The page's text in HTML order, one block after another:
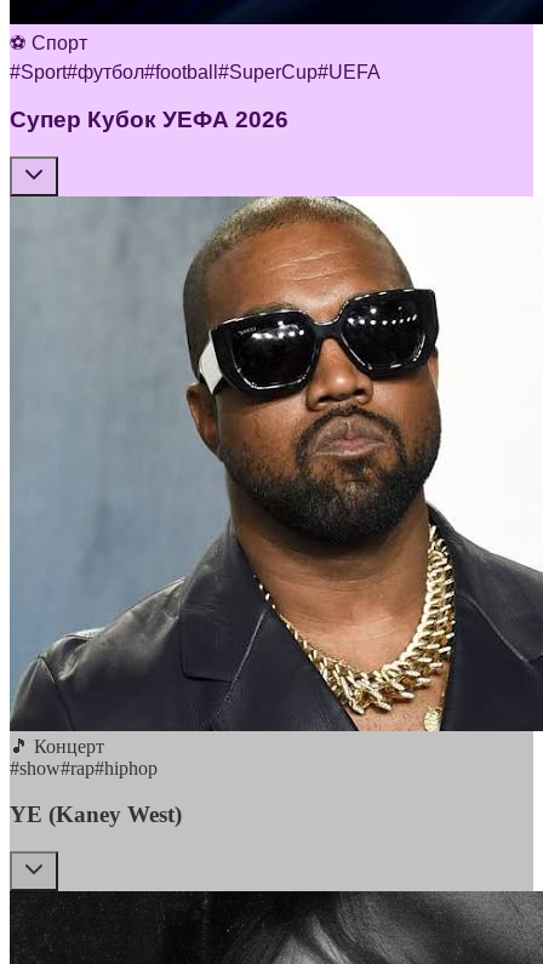
⚽ Спорт
#Sport#футбол#football #SuperCup#UEFA
Супер Кубок УЕФА 2026
🎵 Концерт
#show#rap#hiphop
YE (Kaney West)